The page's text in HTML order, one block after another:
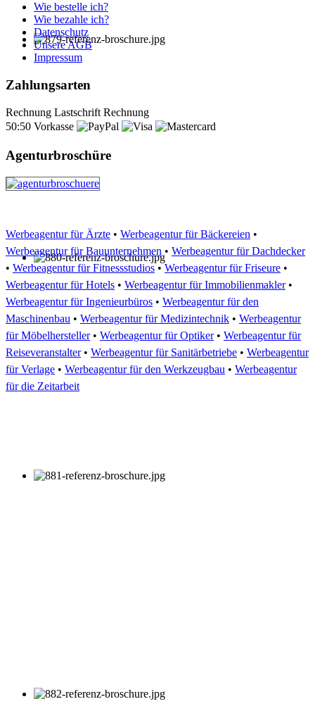
Wie bestelle ich?
Wie bezahle ich?
Datenschutz
Unsere AGB
Impressum
Zahlungsarten
Rechnung Lastschrift Rechnung
50:50 Vorkasse
Agenturbroschüre
Werbeagentur für Ärzte • Werbeagentur für Bäckereien •
Werbeagentur für Bauunternehmen • Werbeagentur für Dachdecker
• Werbeagentur für Fitnessstudios • Werbeagentur für Friseure •
Werbeagentur für Hotels • Werbeagentur für Immobilienmakler•
Werbeagentur für Ingenieurbüros • Werbeagentur für den
Maschinenbau • Werbeagentur für Medizintechnik • Werbeagentur
für Möbelhersteller• Werbeagentur für Optiker• Werbeagentur für
Reiseveranstalter• Werbeagentur für Sanitärbetriebe • Werbeagentur
für Verlage • Werbeagentur für den Werkzeugbau • Werbeagentur
für die Zeitarbeit